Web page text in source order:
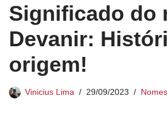
Significado do
Devanir:
origem!
Vinicius Lima 29/09/2023 Nomes